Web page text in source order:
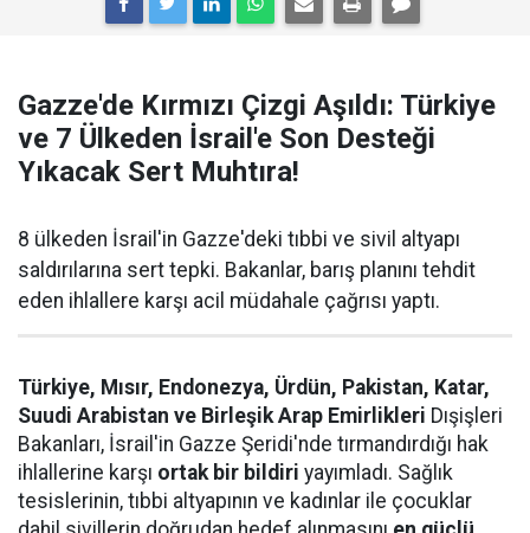
Gazze'de Kırmızı Çizgi Aşıldı: Türkiye
ve 7 Ülkeden İsrail'e Son Desteği
Yıkacak Sert Muhtıra!
8 ülkeden İsrail'in Gazze'deki tıbbi ve sivil altyapı
saldırılarına sert tepki. Bakanlar, barış planını tehdit
eden ihlallere karşı acil müdahale çağrısı yaptı.
Türkiye, Mısır, Endonezya, Ürdün, Pakistan, Katar,
Suudi Arabistan ve Birleşik Arap Emirlikleri Dışişleri
Bakanları, İsrail'in Gazze Şeridi'nde tırmandırdığı hak
ihlallerine karşı ortak bir bildiri yayımladı. Sağlık
tesislerinin, tıbbi altyapının ve kadınlar ile çocuklar